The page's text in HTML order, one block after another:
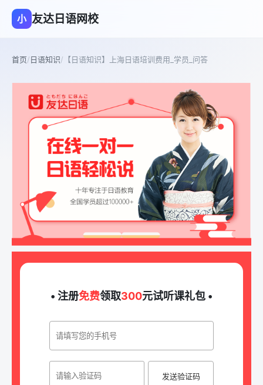
小 友达日语网校
首页/日语知识/ 【日语知识】上海日语培训费用_学员_问答
• 注册免费领取300元试听课礼包 •
发送验证码